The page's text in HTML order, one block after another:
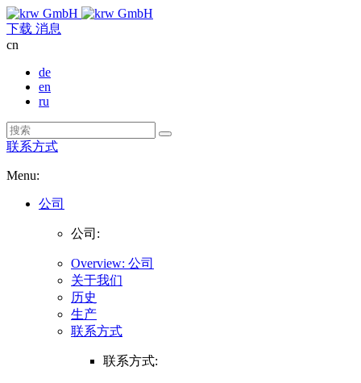
下载 消息
cn
de
en
ru
联系方式
Menu:
公司
公司:
Overview: 公司
关于我们
历史
生产
联系方式
联系方式: